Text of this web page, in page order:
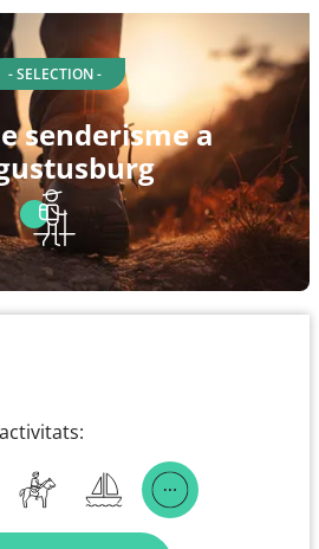
- SELECTION -
senderisme a